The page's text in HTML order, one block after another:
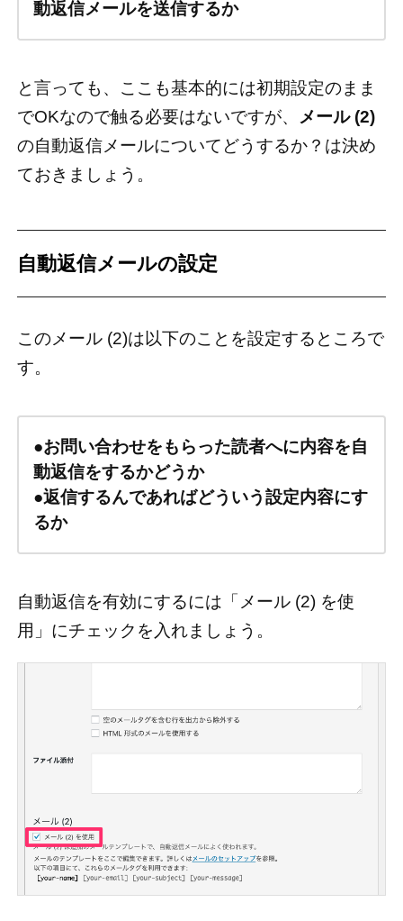
動返信メールを送信するか
と言っても、ここも基本的には初期設定のまま
でOKなので触る必要はないですが、 メール (2)
の自動返信メールについてどうするか？は決め
ておきましょう。
自動返信メールの設定
このメール (2)は以下のことを設定するところで
す。
●お問い合わせをもらった読者へに内容を自
動返信をするかどうか
●返信するんであればどういう設定内容にす
るか
自動返信を有効にするには「メール (2) を使
用」にチェックを入れましょう。